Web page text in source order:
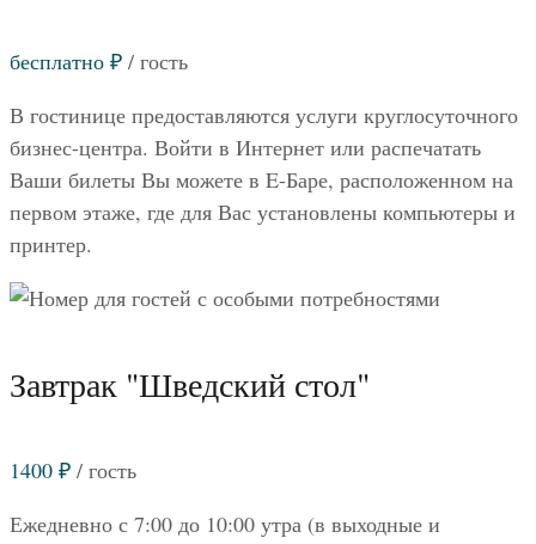
бесплатно ₽ / гость
В гостинице предоставляются услуги круглосуточного
бизнес-центра. Войти в Интернет или распечатать
Ваши билеты Вы можете в E-Баре, расположенном на
первом этаже, где для Вас установлены компьютеры и
принтер.
Завтрак "Шведский стол"
1400 ₽ / гость
Ежедневно с 7:00 до 10:00 утра (в выходные и